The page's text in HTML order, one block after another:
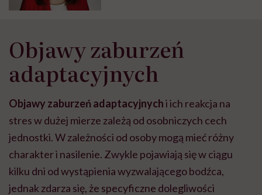
Objawy zaburzeń
adaptacyjnych
Objawy zaburzeń adaptacyjnychi ich reakcja na
stres w dużej mierze zależą od osobniczych cech
jednostki. W zależności od osoby mogą mieć różny
charakter i nasilenie. Zwykle pojawiają się w ciągu
kilku dni od wystąpienia wyzwalającego bodźca,
jednak zdarza się, że specyficzne dolegliwości